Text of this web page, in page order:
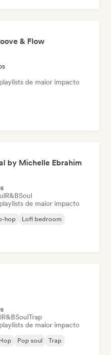
& Flow
de maior impacto
by Michelle Ebrahim
R&BSoul
de maior impacto
hop
Lofi bedroom
R&BSoulTrap
de maior impacto
Pop soul Trap